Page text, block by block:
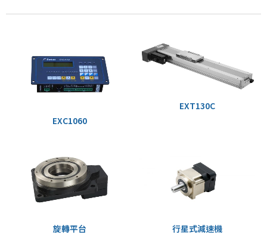
EXC1060
EXT130C
旋轉平台 行星式減速機